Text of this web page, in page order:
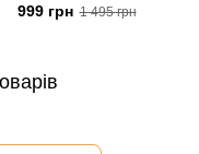
999 грн 1 495 грн